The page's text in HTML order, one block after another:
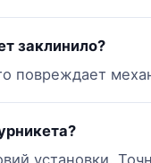
заклинило?
повреждает